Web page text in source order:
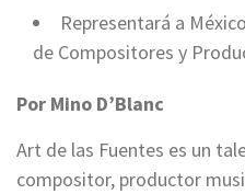
Representará a
de Compositores y
Por Mino D’Blanc
Art de las Fuentes es un
compositor, productor